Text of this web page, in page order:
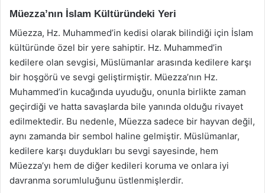
Müezza’nın İslam Kültüründeki Yeri
Müezza, Hz. Muhammed’in kedisi olarak bilindiği için İslam
kültüründe özel bir yere sahiptir. Hz. Muhammed’in
kedilere olan sevgisi, Müslümanlar arasında kedilere karşı
bir hoşgörü ve sevgi geliştirmiştir. Müezza’nın Hz.
Muhammed’in kucağında uyuduğu, onunla birlikte zaman
geçirdiği ve hatta savaşlarda bile yanında olduğu rivayet
edilmektedir. Bu nedenle, Müezza sadece bir hayvan değil,
aynı zamanda bir sembol haline gelmiştir. Müslümanlar,
kedilere karşı duydukları bu sevgi sayesinde, hem
Müezza’yı hem de diğer kedileri koruma ve onlara iyi
davranma sorumluluğunu üstlenmişlerdir.